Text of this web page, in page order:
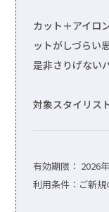
カット＋アイロ
ットがしづらい
是非さりげない
対象スタイリス
有効期限： 2026
利用条件：ご新